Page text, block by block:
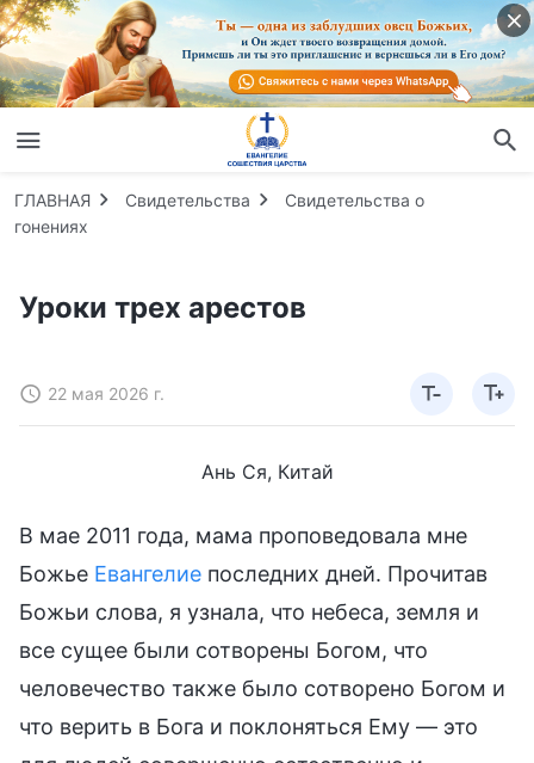
ГЛАВНАЯ Свидетельства
Свидетельства о
гонениях
Уроки трех арестов
22 мая 2026 г.
Ань Ся, Китай
В мае 2011 года, мама проповедовала мне
Божье Евангелие последних дней. Прочитав
Божьи слова, я узнала, что небеса, земля и
все сущее были сотворены Богом, что
человечество также было сотворено Богом и
что верить в Бога и поклоняться Ему — это